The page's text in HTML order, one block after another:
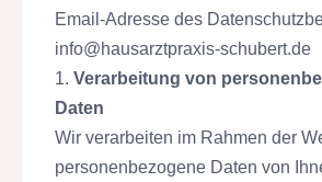
Email-Adresse des
info@hausarztpraxis-schubert.de
1. Verarbeitung von
Daten
Wir verarbeiten im Rahmen der
personenbezogene Daten von